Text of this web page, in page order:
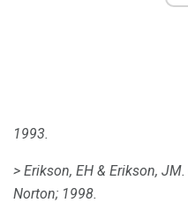
1993.
> Erikson, EH & Erikson, JM.
Norton; 1998.